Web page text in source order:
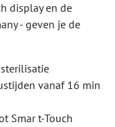
display en de
- geven je de
vanaf 16 min
Smar t-Touch